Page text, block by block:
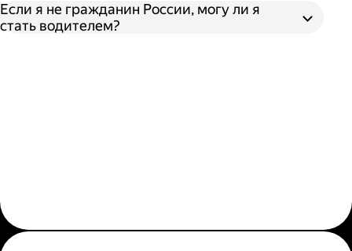
Если я не гражданин России, могу ли я
стать водителем?